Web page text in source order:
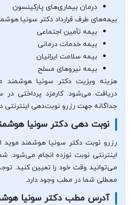
درمان بیماری‌های پارکینسون
بیمه‌های طرف قرارداد دکتر سونیا
بیمه تأمین اجتماعی
بیمه خدمات درمانی
بیمه سلامت ایرانیان
بیمه نیروهای مسلح
هزینه ویزیت دکتر سونیا
دریافت می‌شود. کارمزد پرداختی در
جداگانه جهت رزرو نوبت‌دهی
نوبت دهی دکتر سونیا
رزرو نوبت دکتر سونیا هوشمند
اینترنتی نوبت نوزده انجام
می‌توانید وقت خود را تعیین کنید.
معطلی شما در مطب وجود دارد.
آدرس مطب دکتر سونیا